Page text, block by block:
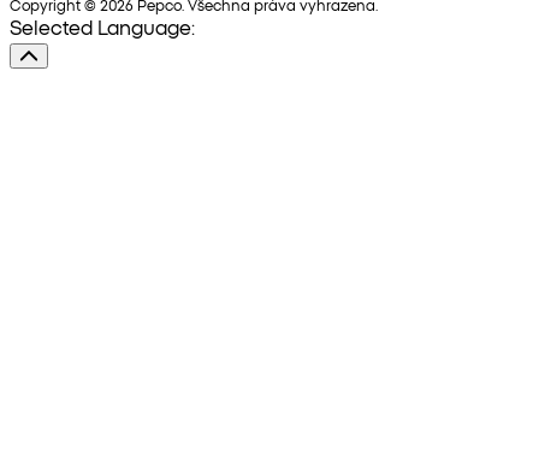
Copyright © 2026 Pepco. Všechna práva vyhrazena.
Selected Language: